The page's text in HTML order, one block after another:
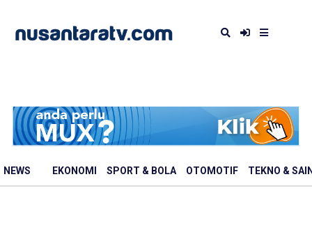
NEWS EKONOMI SPORT & BOLA OTOMOTIF TEKNO &